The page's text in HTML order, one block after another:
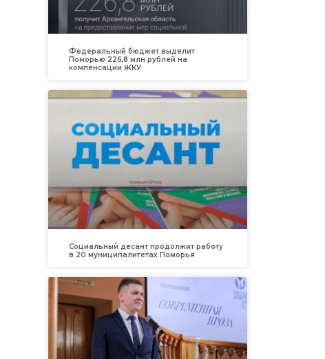
Федеральный бюджет выделит
Поморью 226,8 млн рублей на
компенсации ЖКУ
Социальный десант продолжит работу
в 20 муниципалитетах Поморья